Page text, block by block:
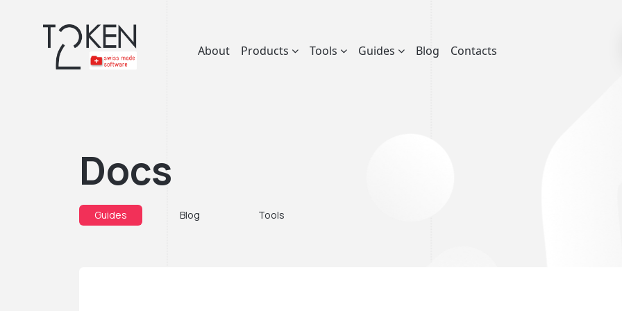
About Products Tools Guides Blog Contacts
Docs
Guides Blog Tools